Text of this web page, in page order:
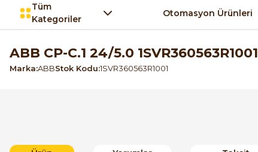
Tüm
Kategoriler
Otomasyon Ürünleri
ABB CP-C.1 24/5.0 1SVR360563R1001
Marka ABBStok Kodu 1SVR360563R1001